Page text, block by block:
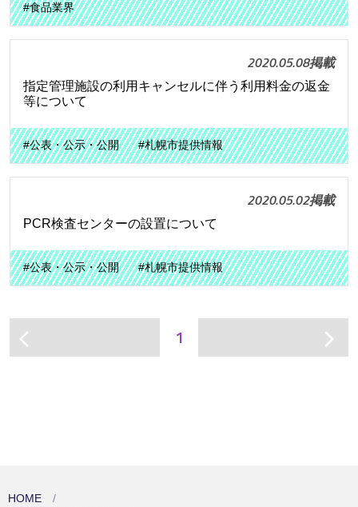
#食品業界
2020.05.08掲載
指定管理施設の利用キャンセルに伴う利用料金の返金
等について
#公表・公示・公開 #札幌市提供情報
2020.05.02掲載
PCR検査センターの設置について
#公表・公示・公開 #札幌市提供情報
arrow_back_ios 1 arrow_forward_ios
HOME